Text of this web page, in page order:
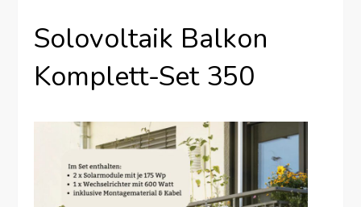
Solovoltaik Balkon
Komplett-Set 350